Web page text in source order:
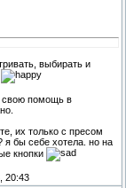
выбирать и
свою помощь в
их только с пресом
я бы себе хотела. но на
кнопки
20:43